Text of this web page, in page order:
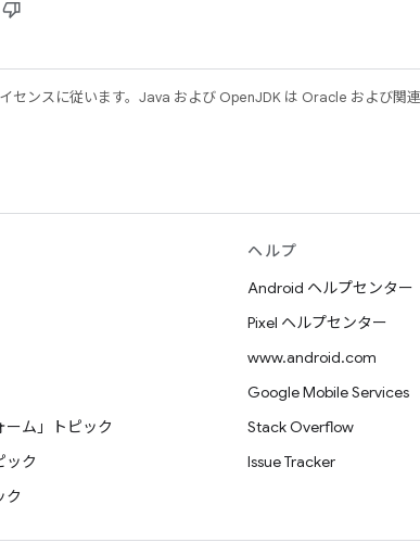
センスに従います。Java および OpenJDK は Oracle および関
ム」トピック
ック
ク
ヘルプ
Android ヘルプセンター
Pixel ヘルプセンター
www.android.com
Google Mobile Services
Stack Overflow
Issue Tracker